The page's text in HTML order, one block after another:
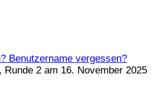
Benutzername vergessen?
Runde 2 am 16. November 2025